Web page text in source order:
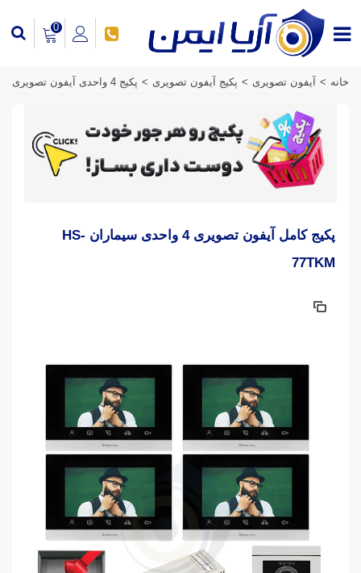
0
خانه > آیفون تصویری > پکیج آیفون تصویری > پکیج 4 واحدی آیفون تصویری
پکیج کامل آیفون تصویری 4 واحدی سیماران HS-
77TKM